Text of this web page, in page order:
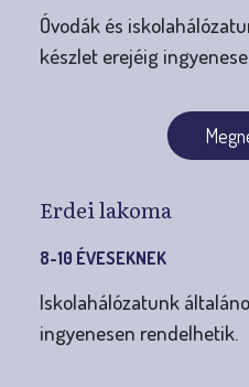
Óvodák és
készlet erejéig
Erdei lakoma
8-10 ÉVESEKNEK
Iskolahálózatunk
ingyenesen rendelhetik.